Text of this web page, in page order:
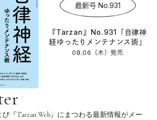
最新号 No.931
『Tarzan』No.931「自律神
経ゆったりメンテナンス術」
08.06（木）発売
び『Tarzan Web』にまつわる最新情報がメー